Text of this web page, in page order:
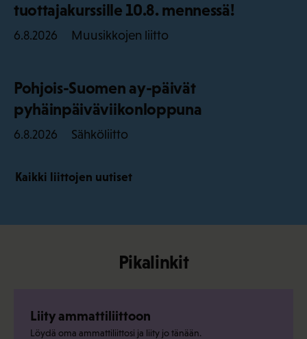
tuottajakurssille 10.8. mennessä!
6.8.2026 Muusikkojen liitto
Pohjois-Suomen ay-päivät
pyhäinpäiväviikonloppuna
6.8.2026 Sähköliitto
Kaikki liittojen uutiset
Pikalinkit
Liity ammattiliittoon
Löydä oma ammattiliittosi ja liity jo tänään.